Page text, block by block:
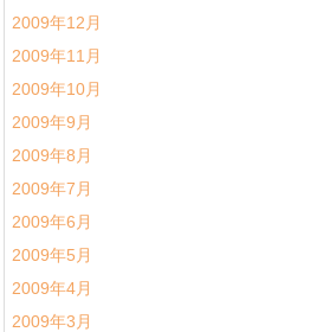
2009年12月
2009年11月
2009年10月
2009年9月
2009年8月
2009年7月
2009年6月
2009年5月
2009年4月
2009年3月